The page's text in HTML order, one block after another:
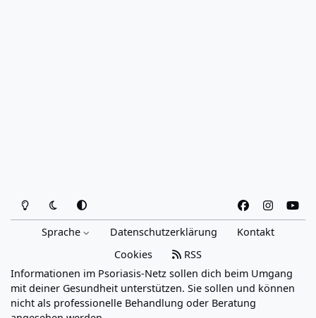
Heller ModusDunkler Modus
Systemeinstellung
a
b
o
o
n
s
a
g
o
u
b
Sprache Datenschutzerklärung
Kontakt
Cookies
RSS
Informationen im Psoriasis-Netz sollen dich beim Umgang
mit deiner Gesundheit unterstützen. Sie sollen und können
nicht als professionelle Behandlung oder Beratung